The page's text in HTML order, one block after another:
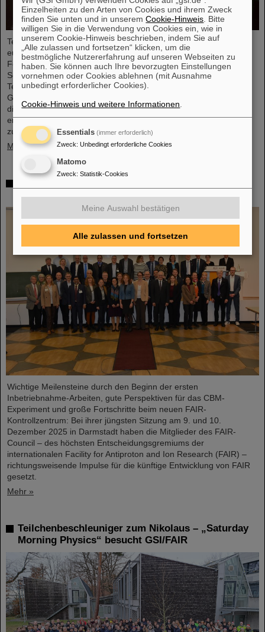
Teilchenkollisionen am Large Hadron Collider (LHC) des
europäischen Forschungszentrums CERN erzeugen winzige
Feuerbälle, die 100.000-mal heißer sind als das Zentrum der
Sonne. Diese Feuerbälle zerfallen in neue, teils recht exotische
Teilchen – darunter leichte Atomkerne und ihre Antimaterie-
Gegenstücke. Paradoxerweise können sie in der heißen und
dichten Umgebung entstehen und ihr sogar unversehrt
entkommen, obwohl die Bindungen, die ihre Bestandteile
zusammenhalten, äußerst ...
Mehr »
Council beschließt die nächsten Schritte
Wichtige Meilensteine durch den Beginn der ersten
Inbetriebnahme-Arbeiten, gute Perspektiven für das CBM-
Experiment und große Fortschritte beim neuen FAIR-
Kontrollzentrum: Bei ihrer jüngsten Sitzung am 9. und 10.
Dezember 2025 in Darmstadt haben die Mitglieder des FAIR-
Council – des höchsten Entscheidungsgremiums der
internationalen Facility for Antiproton and Ion Research (FAIR) –
richtungsweisende Impulse für die künftige Entwicklung von FAIR
gesetzt.
Mehr »
Teilchenbeschleuniger zum Nikolaus – „Saturday
Morning Physics“ besucht GSI/FAIR
Einzelheiten zu den Arten von Cookies und ihrem Zweck
finden Sie unten und in unseremCookie-Hinweis . Bitte
willigen Sie in die Verwendung von Cookies ein, wie in
unserem Cookie-Hinweis beschrieben, indem Sie auf
„Alle zulassen und fortsetzen“ klicken, um die
bestmögliche Nutzererfahrung auf unseren Webseiten zu
haben. Sie können auch Ihre bevorzugten Einstellungen
vornehmen oder Cookies ablehnen (mit Ausnahme
unbedingt erforderlicher Cookies).
Cookie-Hinweis und weitere Informationen
Essentials (immer erforderlich)
Zweck: Unbedingt erforderliche Cookies
Matomo
Zweck: Statistik-Cookies
Meine Auswahl bestätigen
Alle zulassen und fortsetzen